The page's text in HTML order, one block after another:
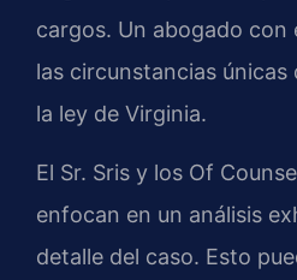
cargos. Un abogado con
las circunstancias únicas
la ley de Virginia.
El Sr. Sris y los Of
enfocan en un análisis
detalle del caso. Esto